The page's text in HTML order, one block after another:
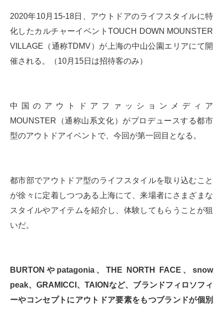
2020年10月15-18日、アウトドアのライフスタイルに特
化したカルチャーイベントTOUCH DOWN MOUNSTER
VILLAGE（通称TDMV）が上海の中山公園エリアにて開
催される。（10月15日は招待客のみ）
中国のアウトドアファッションメディア
MOUNSTER（通称山系文化）がプロデュースする都市
型のアウトドアイベントで、今回が第一回目となる。
都市部でアウトドア型のライフスタイルを取り込むこと
が徐々に定着しつつある上海にて、来場者にさまざまな
スタイルやアイテムを紹介し、体験してもらうことが狙
いだ。
BURTONやpatagonia、THE NORTH FACE、snow
peak、GRAMICCI、TAIONなど、ブランドフィロソフィ
ーやコンセプトにアウトドア要素をもつブランドが個別